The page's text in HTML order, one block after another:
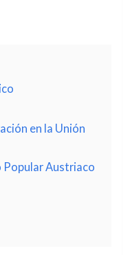
en la Unión
Popular Austriaco